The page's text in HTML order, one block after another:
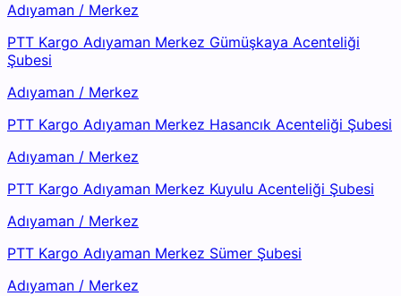
Adıyaman / Merkez
PTT Kargo Adıyaman Merkez Gümüşkaya Acenteliği
Şubesi
Adıyaman / Merkez
PTT Kargo Adıyaman Merkez Hasancık Acenteliği Şubesi
Adıyaman / Merkez
PTT Kargo Adıyaman Merkez Kuyulu Acenteliği Şubesi
Adıyaman / Merkez
PTT Kargo Adıyaman Merkez Sümer Şubesi
Adıyaman / Merkez